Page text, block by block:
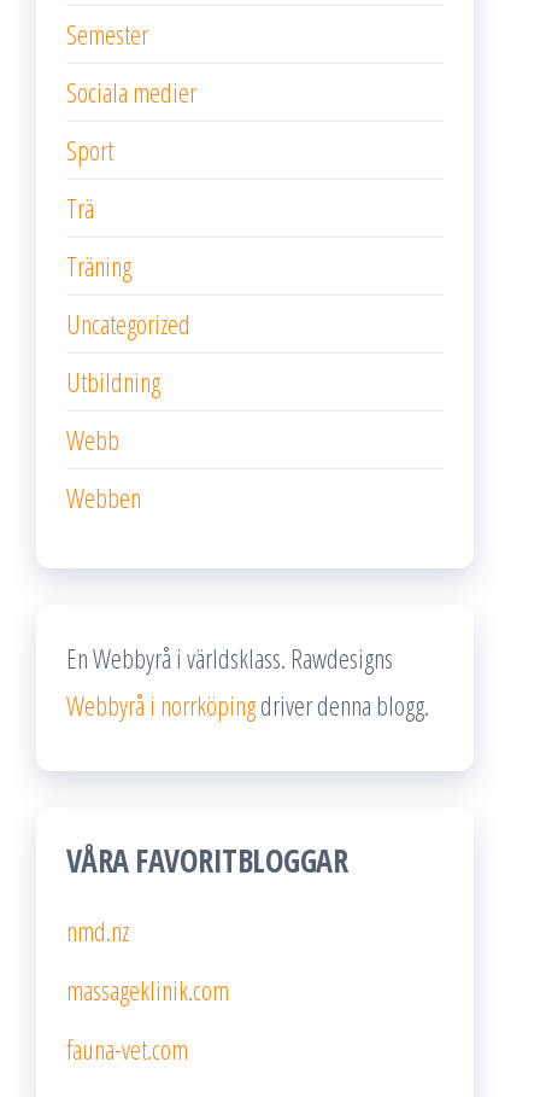
Semester
Sociala medier
Sport
Trä
Träning
Uncategorized
Utbildning
Webb
Webben
En Webbyrå i världsklass. Rawdesigns
Webbyrå i norrköpingdriver denna blogg.
VÅRA FAVORITBLOGGAR
nmd.nz
massageklinik.com
fauna-vet.com